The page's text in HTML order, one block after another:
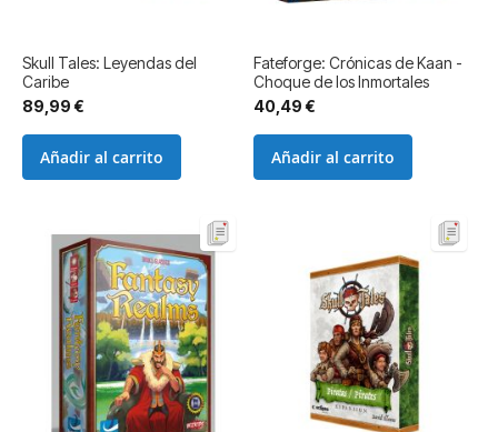
Skull Tales: Leyendas del
Caribe
89,99 €
Añadir al carrito
Fateforge: Crónicas de Kaan -
Choque de los Inmortales
40,49 €
Añadir al carrito